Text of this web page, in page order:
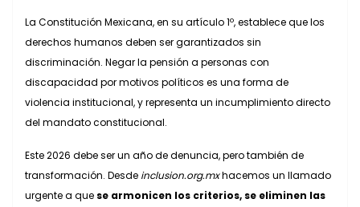
La Constitución Mexicana, en su artículo 1º, establece que los
derechos humanos deben ser garantizados sin
discriminación. Negar la pensión a personas con
discapacidad por motivos políticos es una forma de
violencia institucional, y representa un incumplimiento directo
del mandato constitucional.
Este 2026 debe ser un año de denuncia, pero también de
transformación. Desde inclusion.org.mxhacemos un llamado
urgente a que se armonicen los criterios, se eliminen las